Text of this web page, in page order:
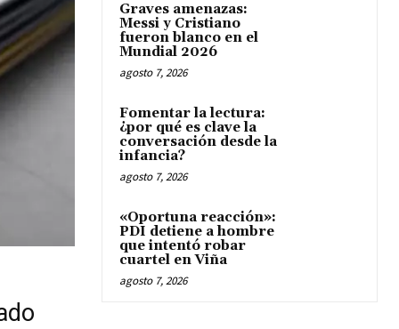
Graves amenazas:
Messi y Cristiano
fueron blanco en el
Mundial 2026
agosto 7, 2026
Fomentar la lectura:
¿por qué es clave la
conversación desde la
infancia?
agosto 7, 2026
«Oportuna reacción»:
PDI detiene a hombre
que intentó robar
cuartel en Viña
agosto 7, 2026